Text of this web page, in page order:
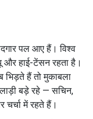
पल आए हैं। विश्व
और हाई-टेंसन रहता है।
हैं तो मुकाबला
बड़े रहे — सचिन,
चर्चा में रहते हैं।